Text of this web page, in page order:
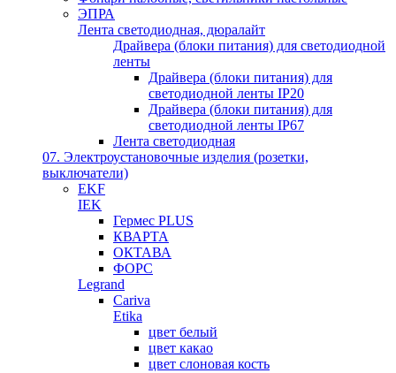
ЭПРА
Лента светодиодная, дюралайт
Драйвера (блоки питания) для светодиодной
ленты
Драйвера (блоки питания) для
светодиодной ленты IP20
Драйвера (блоки питания) для
светодиодной ленты IP67
Лента светодиодная
07. Электроустановочные изделия (розетки,
выключатели)
EKF
IEK
Гермес PLUS
КВАРТА
ОКТАВА
ФОРС
Legrand
Cariva
Etika
цвет белый
цвет какао
цвет слоновая кость